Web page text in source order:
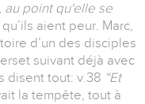
au point qu'elle se
aient peur. Marc,
d’un des disciples
suivant déjà avec
disent tout: v.38 “Et
la tempête, tout à